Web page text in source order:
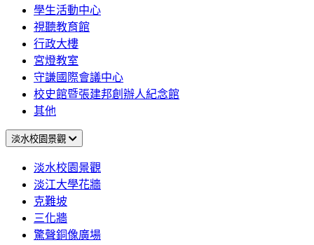
學生活動中心
視聽教育館
行政大樓
宮燈教室
守謙國際會議中心
校史館暨張建邦創辦人紀念館
其他
淡水校園景觀
淡水校園景觀
淡江大學花牆
克難坡
三化牆
驚聲銅像廣場